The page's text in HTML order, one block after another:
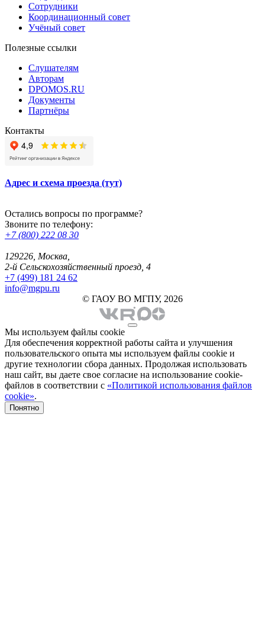
Сотрудники
Координационный совет
Учёный совет
Полезные ссылки
Слушателям
Авторам
DPOMOS.RU
Документы
Партнёры
Контакты
Адрес и схема проезда (тут)
Остались вопросы по программе?
Звоните по телефону:
+7 (800) 222 08 30
129226, Москва,
2-й Сельскохозяйственный проезд, 4
+7 (499) 181 24 62
info@mgpu.ru
© ГАОУ ВО МГПУ, 2026
Мы используем файлы cookie
Для обеспечения корректной работы сайта и улучшения
пользовательского опыта мы используем файлы cookie и
другие технологии сбора данных. Продолжая использовать
наш сайт, вы даете свое согласие на использование cookie-
файлов в соответствии с «Политикой использования файлов
cookie».
Понятно